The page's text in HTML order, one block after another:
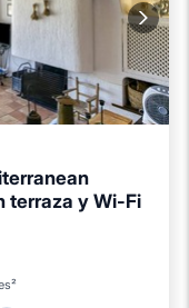
terraza y Wi-Fi